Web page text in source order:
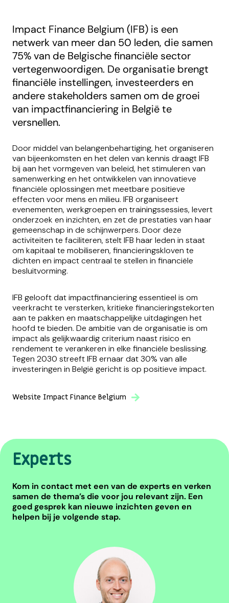
Impact Finance Belgium (IFB) is een
netwerk van meer dan 50 leden, die samen
75% van de Belgische financiële sector
vertegenwoordigen. De organisatie brengt
financiële instellingen, investeerders en
andere stakeholders samen om de groei
van impactfinanciering in België te
versnellen.
Door middel van belangenbehartiging, het organiseren
van bijeenkomsten en het delen van kennis draagt IFB
bij aan het vormgeven van beleid, het stimuleren van
samenwerking en het ontwikkelen van innovatieve
financiële oplossingen met meetbare positieve
effecten voor mens en milieu. IFB organiseert
evenementen, werkgroepen en trainingssessies, levert
onderzoek en inzichten, en zet de prestaties van haar
gemeenschap in de schijnwerpers. Door deze
activiteiten te faciliteren, stelt IFB haar leden in staat
om kapitaal te mobiliseren, financieringskloven te
dichten en impact centraal te stellen in financiële
besluitvorming.
IFB gelooft dat impactfinanciering essentieel is om
veerkracht te versterken, kritieke financieringstekorten
aan te pakken en maatschappelijke uitdagingen het
hoofd te bieden. De ambitie van de organisatie is om
impact als gelijkwaardig criterium naast risico en
rendement te verankeren in elke financiële beslissing.
Tegen 2030 streeft IFB ernaar dat 30% van alle
investeringen in België gericht is op positieve impact.
Website Impact Finance Belgium
Experts
Kom in contact met een van de experts en verken
samen de thema’s die voor jou relevant zijn. Een
goed gesprek kan nieuwe inzichten geven en
helpen bij je volgende stap.